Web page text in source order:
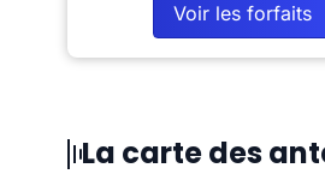
Voir les forfaits
La carte des